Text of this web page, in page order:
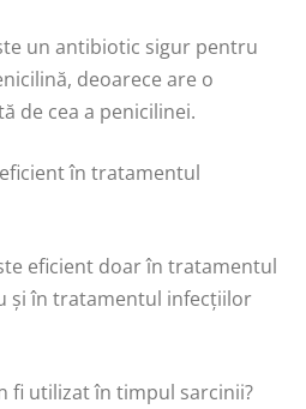
un antibiotic sigur pentru
deoarece are o
de cea a penicilinei.
în tratamentul
eficient doar în tratamentul
și în tratamentul infecțiilor
fi utilizat în timpul sarcinii?